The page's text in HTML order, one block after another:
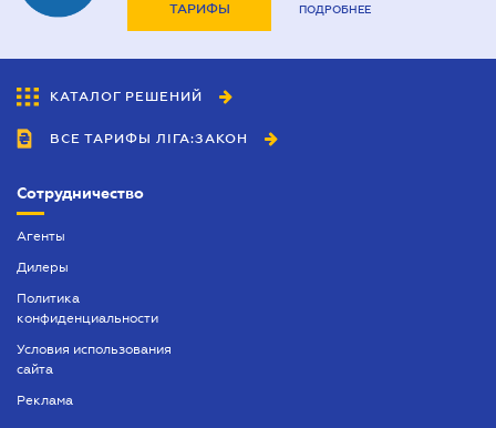
ТАРИФЫ ПОДРОБНЕЕ
КАТАЛОГ РЕШЕНИЙ
ВСЕ ТАРИФЫ ЛІГА:ЗАКОН
Сотрудничество
Агенты
Дилеры
Политика
конфиденциальности
Условия использования
сайта
Реклама